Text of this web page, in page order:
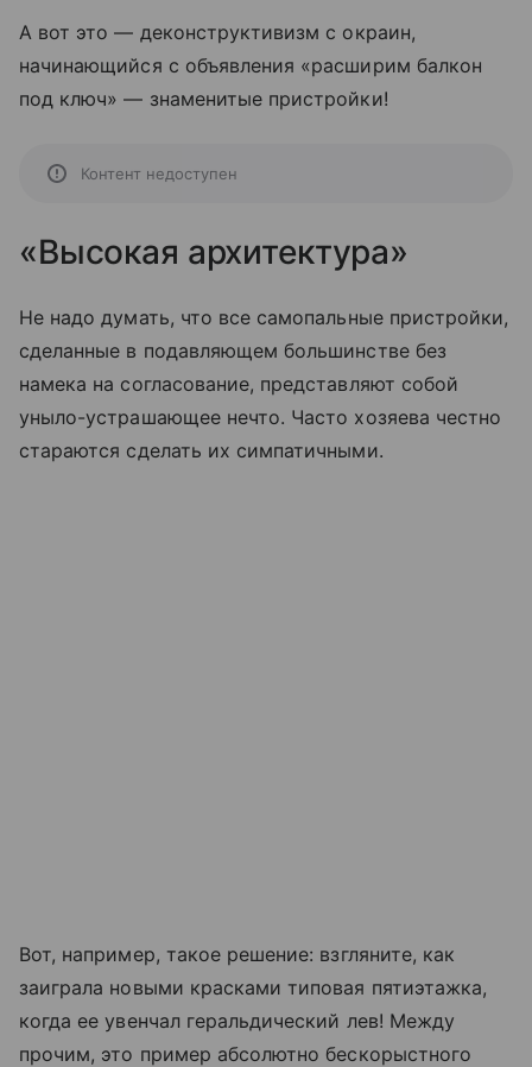
А вот это — деконструктивизм с окраин,
начинающийся с объявления «расширим балкон
под ключ» — знаменитые пристройки!
Контент недоступен
«Высокая архитектура»
Не надо думать, что все самопальные пристройки,
сделанные в подавляющем большинстве без
намека на согласование, представляют собой
уныло-устрашающее нечто. Часто хозяева честно
стараются сделать их симпатичными.
Вот, например, такое решение: взгляните, как
заиграла новыми красками типовая пятиэтажка,
когда ее увенчал геральдический лев! Между
прочим, это пример абсолютно бескорыстного